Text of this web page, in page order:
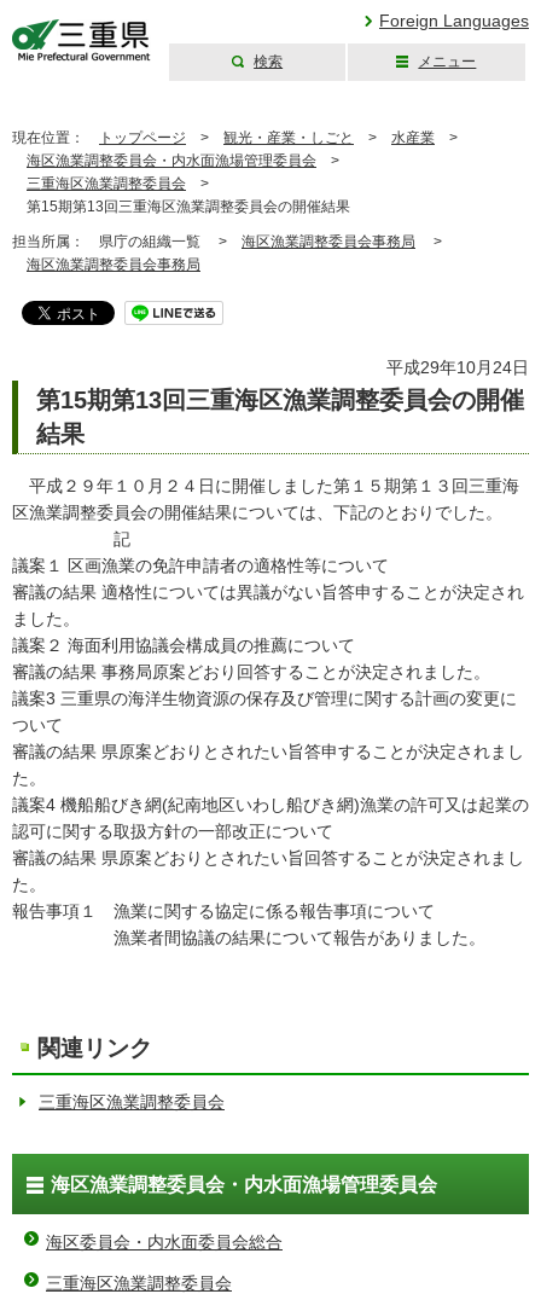
Foreign Languages
検索 メニュー
現在位置： トップページ > 観光・産業・しごと > 水産業 >
海区漁業調整委員会・内水面漁場管理委員会 >
三重海区漁業調整委員会 >
第15期第13回三重海区漁業調整委員会の開催結果
担当所属： 県庁の組織一覧 > 海区漁業調整委員会事務局 >
海区漁業調整委員会事務局
平成29年10月24日
第15期第13回三重海区漁業調整委員会の開催
結果
平成２９年１０月２４日に開催しました第１５期第１３回三重海
区漁業調整委員会の開催結果については、下記のとおりでした。
記
議案１ 区画漁業の免許申請者の適格性等について
審議の結果 適格性については異議がない旨答申することが決定され
ました。
議案２ 海面利用協議会構成員の推薦について
審議の結果 事務局原案どおり回答することが決定されました。
議案3 三重県の海洋生物資源の保存及び管理に関する計画の変更に
ついて
審議の結果 県原案どおりとされたい旨答申することが決定されまし
た。
議案4 機船船びき網(紀南地区いわし船びき網)漁業の許可又は起業の
認可に関する取扱方針の一部改正について
審議の結果 県原案どおりとされたい旨回答することが決定されまし
た。
報告事項１ 漁業に関する協定に係る報告事項について
漁業者間協議の結果について報告がありました。
関連リンク
三重海区漁業調整委員会
海区漁業調整委員会・内水面漁場管理委員会
海区委員会・内水面委員会総合
三重海区漁業調整委員会